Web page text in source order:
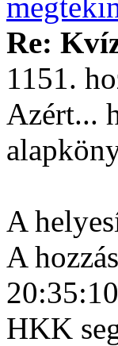
Re:
1151.
Azért...
A
A
HKK